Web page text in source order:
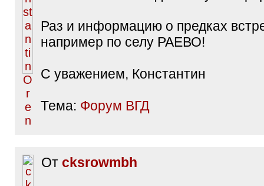
Раз и информацию о предках
например по селу РАЕВО!
С уважением, Константин
Тема: Форум ВГД
От cksrowmbh